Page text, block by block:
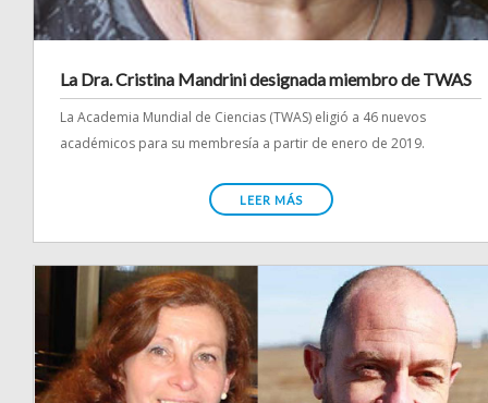
La Dra. Cristina Mandrini designada miembro de TWAS
La Academia Mundial de Ciencias (TWAS) eligió a 46 nuevos
académicos para su membresía a partir de enero de 2019.
LEER MÁS